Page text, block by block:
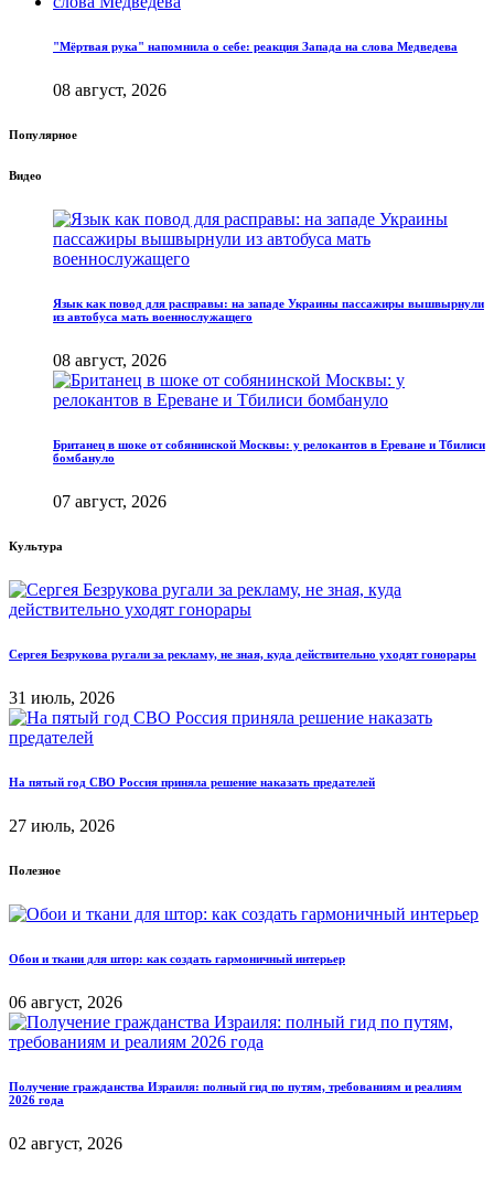
"Мёртвая рука" напомнила о себе: реакция Запада на слова Медведева
08 август, 2026
Популярное
Видео
Язык как повод для расправы: на западе Украины пассажиры вышвырнули
из автобуса мать военнослужащего
08 август, 2026
Британец в шоке от собянинской Москвы: у релокантов в Ереване и Тбилиси
бомбануло
07 август, 2026
Культура
Сергея Безрукова ругали за рекламу, не зная, куда действительно уходят гонорары
31 июль, 2026
На пятый год СВО Россия приняла решение наказать предателей
27 июль, 2026
Полезное
Обои и ткани для штор: как создать гармоничный интерьер
06 август, 2026
Получение гражданства Израиля: полный гид по путям, требованиям и реалиям
2026 года
02 август, 2026